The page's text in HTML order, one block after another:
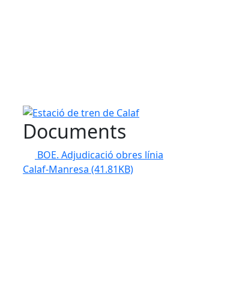
Estació de tren de Calaf
Documents
BOE. Adjudicació obres línia
Calaf-Manresa (41.81KB)